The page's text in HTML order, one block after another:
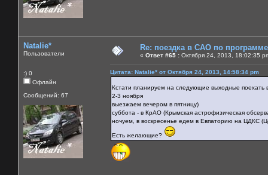
Natalie*
Пользователи
:) 0
Офлайн
Сообщений: 67
Re: поездка в САО по
« Ответ #65 : Октября 24, 2013, 18:02:35
Цитата: Natalie* от Октября 24, 2013, 14:58:34 pm
Кстати планируем на следующие выходные
2-3 ноября
выезжаем вечером в пятницу)
суббота - в КрАО (Крымская астрофизическая
ночуем, в воскресенье едем в Евпаторию на ЦДКС
Есть желающие?